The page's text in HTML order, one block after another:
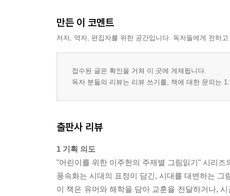
만든 이 코멘트
저자, 역자, 편집자를 위한 공간입니다. 독자들에게 전하
접수된 글은 확인을 거쳐 이 곳에 게재됩니다.
독자 분들의 리뷰는 리뷰 쓰기를, 책에 대한 문의는
출판사 리뷰
1 기획 의도
"어린이를 위한 이주헌의 주제별 그림읽기" 시리즈
풍속화는 시대의 표정이 담긴, 시대를 대변하는
이 책은 유머와 해학을 담아 교훈을 전달하거나,